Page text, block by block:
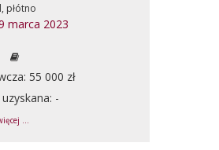
płótno
marca 2023
55 000 zł
-
...